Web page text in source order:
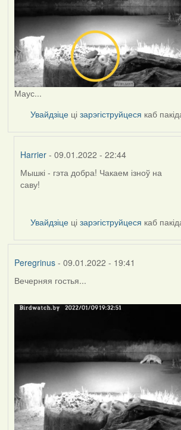
Маус...
Увайдзіце цізарэгіструйцеся каб
Harrier - 09.01.2022 - 22:44
In
reply
Peregrinus
Мышкі - гэта добра! Чакаем ізноў на
саву!
Увайдзіце цізарэгіструйцеся каб
Peregrinus- 09.01.2022 - 19:41
Вечерняя гостья...